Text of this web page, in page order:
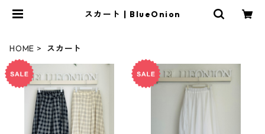
スカート | BlueOnion
HOME スカート